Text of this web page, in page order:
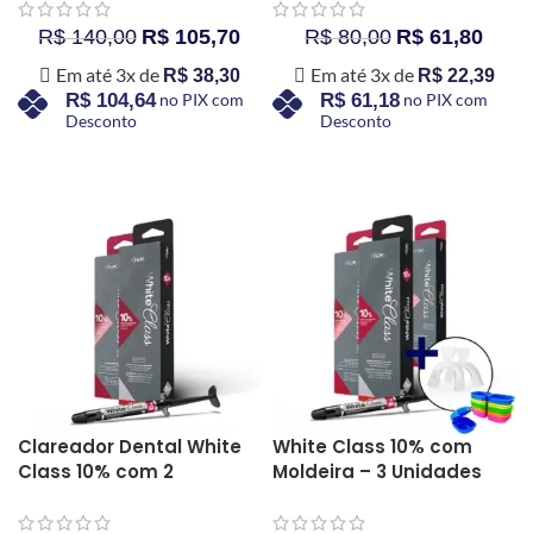
R$140,00 R$ 105,70
Em até 3x de R$38,30
R$104,64 no PIX com
Desconto
R$80,00 R$ 61,80
Em até 3x de R$22,39
R$61,18 no PIX com
Desconto
Clareador Dental White
Class 10% com 2
White Class 10% com
Moldeira – 3 Unidades